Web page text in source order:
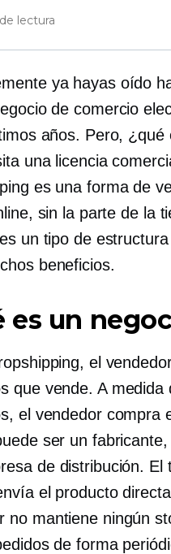
lectura
ya hayas oído
de comercio
años. Pero,
una licencia
es una forma de
sin la parte de la
un tipo de
beneficios.
es un
el
que vende. A
el vendedor compra
ser un
de distribución.
el producto
no mantiene ningún
de forma